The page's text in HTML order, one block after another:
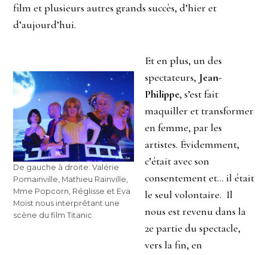
film et plusieurs autres grands succès, d’hier et
d’aujourd’hui.
De gauche à droite: Valérie
Pomainville, Mathieu Rainville,
Mme Popcorn, Réglisse et Eva
Moist nous interprétant une
scène du film Titanic.
Et en plus, un des
spectateurs, Jean-
Philippe, s’est fait
maquiller et transformer
en femme, par les
artistes. Évidemment,
c’était avec son
consentement et… il était
le seul volontaire. Il
nous est revenu dans la
2e partie du spectacle,
vers la fin, en